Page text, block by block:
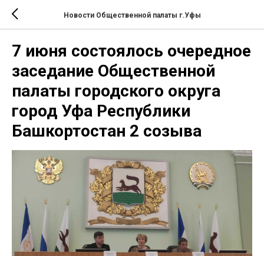
Новости Общественной палаты г.Уфы
7 июня состоялось очередное
заседание Общественной
палаты городского округа
город Уфа Республики
Башкортостан 2 созыва